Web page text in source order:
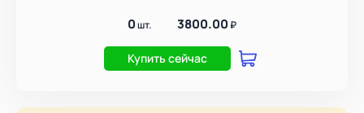
0шт. 3800.00₽
Купить сейчас